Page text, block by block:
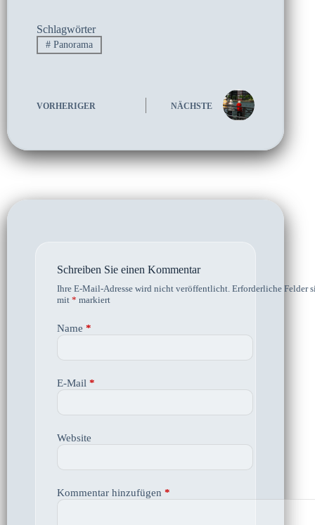
Schlagwörter
#Panorama
VORHERIGER NÄCHSTE
Schreiben Sie einen Kommentar
Ihre E-Mail-Adresse wird nicht veröffentlicht. Erforderliche Felder
mit * markiert
Name *
E-Mail *
Website
Kommentar hinzufügen *